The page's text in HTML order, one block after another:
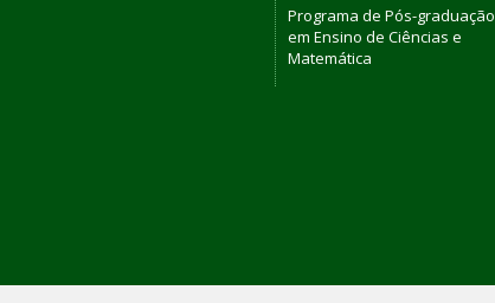
Programa de Pós-graduação
em Ensino de Ciências e
Matemática